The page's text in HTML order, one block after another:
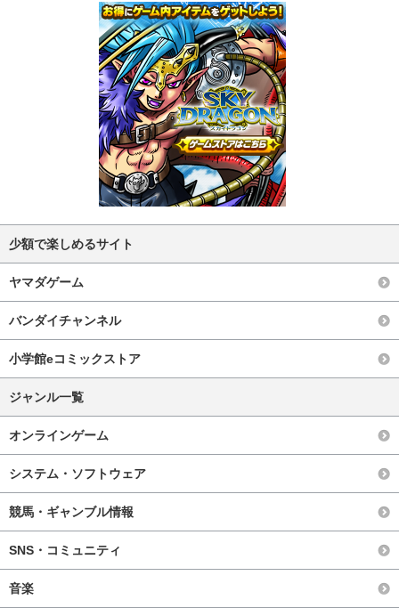
少額で楽しめるサイト
ヤマダゲーム
バンダイチャンネル
小学館eコミックストア
ジャンル一覧
オンラインゲーム
システム・ソフトウェア
競馬・ギャンブル情報
SNS・コミュニティ
音楽